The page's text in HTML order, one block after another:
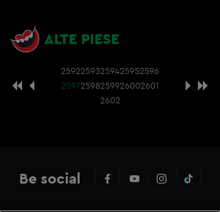
ALTE PIESE
25922593259425952596
25972598259926002601
2602
Be social